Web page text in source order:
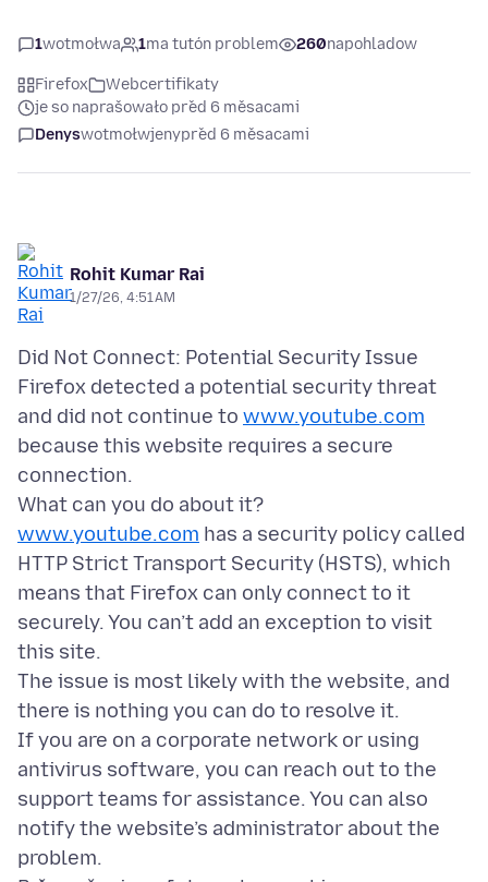
1wotmołwa 1ma tutón problem 260napohladow
Firefox
Webcertifikaty
je so naprašowało před 6 měsacami
Denyswotmołwjenypřed 6 měsacami
Rohit Kumar Rai
1/27/26, 4:51 AM
Did Not Connect: Potential Security Issue
Firefox detected a potential security threat
and did not continue to www.youtube.com
because this website requires a secure
connection.
www.youtube.com has a security policy called
HTTP Strict Transport Security (HSTS), which
means that Firefox can only connect to it
securely. You can’t add an exception to visit
this site.
The issue is most likely with the website, and
there is nothing you can do to resolve it.
If you are on a corporate network or using
antivirus software, you can reach out to the
support teams for assistance. You can also
notify the website’s administrator about the